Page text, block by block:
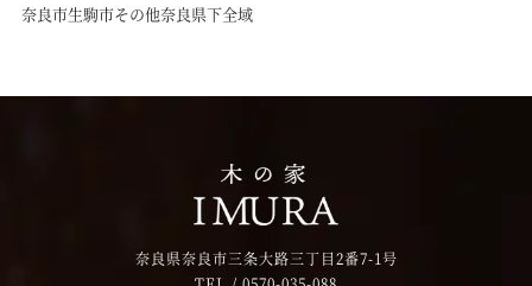
奈良市生駒市その他奈良県下全域
奈良県奈良市三条大路三丁目2番7-1号